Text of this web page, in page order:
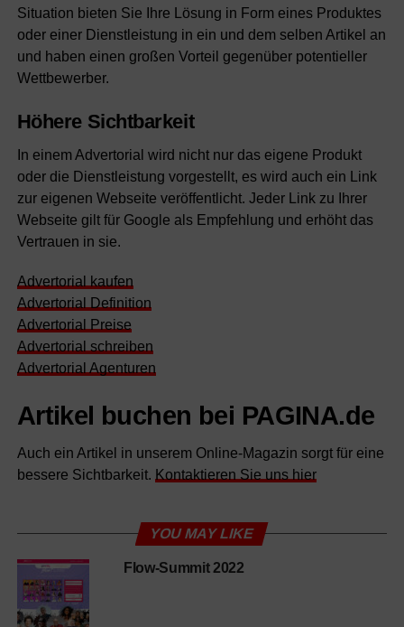
Situation bieten Sie Ihre Lösung in Form eines Produktes
oder einer Dienstleistung in ein und dem selben Artikel an
und haben einen großen Vorteil gegenüber potentieller
Wettbewerber.
Höhere Sichtbarkeit
In einem Advertorial wird nicht nur das eigene Produkt
oder die Dienstleistung vorgestellt, es wird auch ein Link
zur eigenen Webseite veröffentlicht. Jeder Link zu Ihrer
Webseite gilt für Google als Empfehlung und erhöht das
Vertrauen in sie.
Advertorial kaufen
Advertorial Definition
Advertorial Preise
Advertorial schreiben
Advertorial Agenturen
Artikel buchen bei PAGINA.de
Auch ein Artikel in unserem Online-Magazin sorgt für eine
bessere Sichtbarkeit. Kontaktieren Sie uns hier
YOU MAY LIKE
Flow-Summit 2022